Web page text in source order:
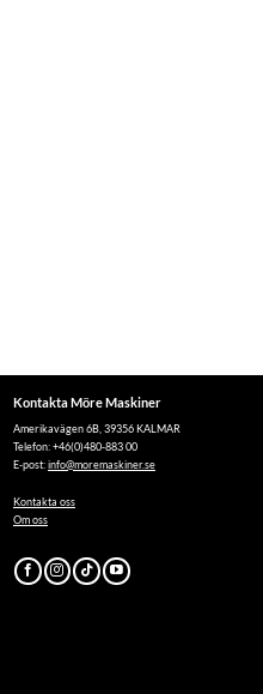
Kontakta Möre Maskiner
Amerikavägen 6B, 39356 KALMAR
Telefon: +46(0)480-883 00
E-post:info@moremaskiner.se
Kontakta oss
Om oss